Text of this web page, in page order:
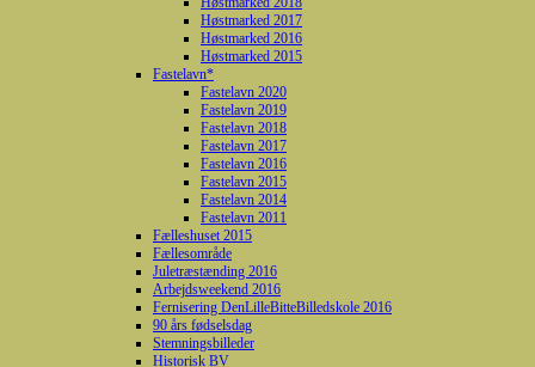
Høstmarked 2017
Høstmarked 2016
Høstmarked 2015
Fastelavn*
Fastelavn 2020
Fastelavn 2019
Fastelavn 2018
Fastelavn 2017
Fastelavn 2016
Fastelavn 2015
Fastelavn 2014
Fastelavn 2011
Fælleshuset 2015
Fællesområde
Juletræstænding 2016
Arbejdsweekend 2016
Fernisering DenLilleBitteBilledskole 2016
90 års fødselsdag
Stemningsbilleder
Historisk BV